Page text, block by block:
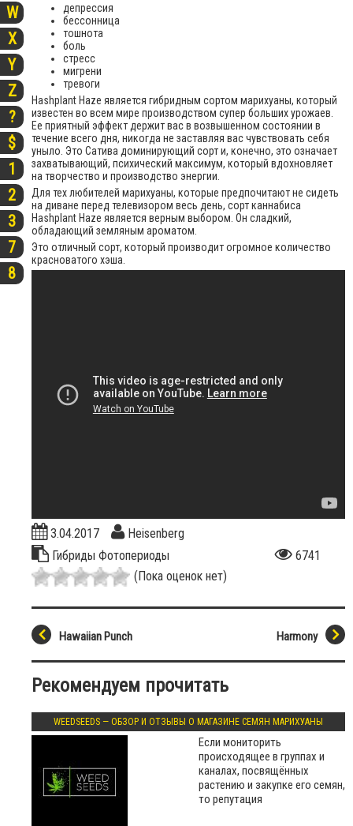
W
X
Y
Z
?
$
1
2
3
7
8
депрессия
бессонница
тошнота
боль
стресс
мигрени
тревоги
Hashplant Haze является гибридным сортом марихуаны, который
известен во всем мире производством супер больших урожаев.
Ее приятный эффект держит вас в возвышенном состоянии в
течение всего дня, никогда не заставляя вас чувствовать себя
уныло. Это Сатива доминирующий сорт и, конечно, это означает
захватывающий, психический максимум, который вдохновляет
на творчество и производство энергии.
Для тех любителей марихуаны, которые предпочитают не сидеть
на диване перед телевизором весь день, сорт каннабиса
Hashplant Haze является верным выбором. Он сладкий,
обладающий земляным ароматом.
Это отличный сорт, который производит огромное количество
красноватого хэша.
3.04.2017
Heisenberg
Гибриды Фотопериоды
6741
(Пока оценок нет)
Harmony
Hawaiian Punch
Рекомендуем прочитать
WEEDSEEDS — ОБЗОР И ОТЗЫВЫ О МАГАЗИНЕ СЕМЯН МАРИХУАНЫ
Если мониторить
происходящее в группах и
каналах, посвящённых
растению и закупке его семян,
то репутация